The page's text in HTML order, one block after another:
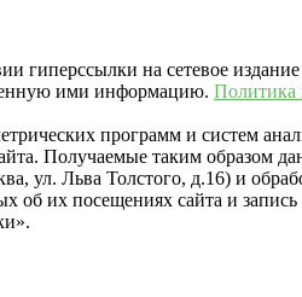
гиперссылки на сетевое
ими информацию. Политика
программ и систем
Получаемые таким образом
ул. Льва Толстого, д.16) и
об их посещениях сайта и